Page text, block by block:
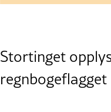
Stortinget